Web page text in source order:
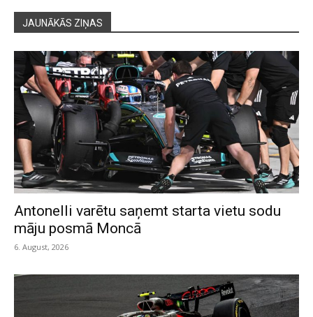
JAUNĀKĀS ZIŅAS
Antonelli varētu saņemt starta vietu sodu
māju posmā Moncā
6. August, 2026